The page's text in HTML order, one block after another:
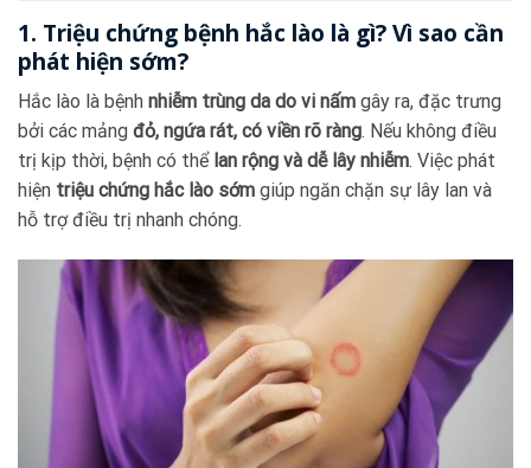
1. Triệu chứng bệnh hắc lào là gì? Vì sao cần
phát hiện sớm?
Hắc lào là bệnh nhiễm trùng da do vi nấm gây ra, đặc trưng
bởi các mảng đỏ, ngứa rát, có viền rõ ràng. Nếu không điều
trị kịp thời, bệnh có thể lan rộng và dễ lây nhiễm. Việc phát
hiện triệu chứng hắc lào sớm giúp ngăn chặn sự lây lan và
hỗ trợ điều trị nhanh chóng.